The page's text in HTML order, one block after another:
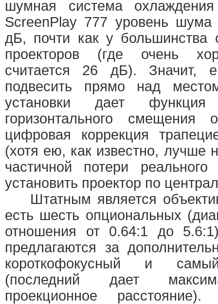
шумная система
ScreenPlay 777 уровень шума
дБ, почти как у большинства
проекторов (где очень
считается 26 дБ). Значит,
подвесить прямо над
установки дает функция
горизонтального смещения
цифровая коррекция
(хотя ею, как известно, лучше
частичной потери
установить проектор по
Штатным является
есть шесть опциональных
отношения от 0.64:1 до
предлагаются за
короткофокусный и
(последний дает
проекционное